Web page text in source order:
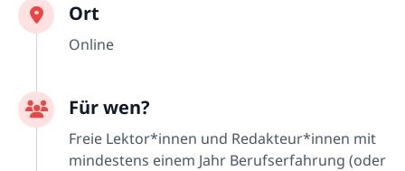
Ort
Online
Für wen?
Freie Lektor*innen und Redakteur*innen mit
mindestens einem Jahr Berufserfahrung (oder